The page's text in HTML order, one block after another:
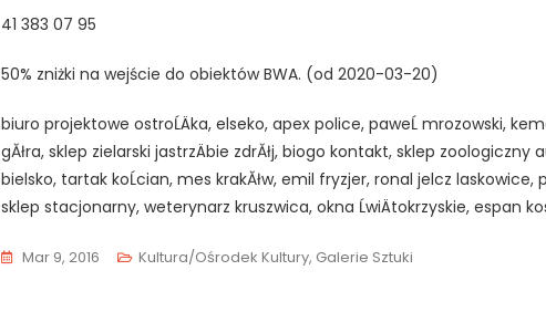
41 383 07 95
50% zniżki na wejście do obiektów BWA. (od 2020-03-20)
biuro projektowe ostroĹÄka, elseko, apex police, paweĹ mrozowski,
gĂłra, sklep zielarski jastrzÄbie zdrĂłj, biogo kontakt, sklep zoologiczny
bielsko, tartak koĹcian, mes krakĂłw, emil fryzjer, ronal jelcz laskowice,
sklep stacjonarny, weterynarz kruszwica, okna ĹwiÄtokrzyskie, espan
Mar 9, 2016 Kultura/Ośrodek Kultury, Galerie Sztuki